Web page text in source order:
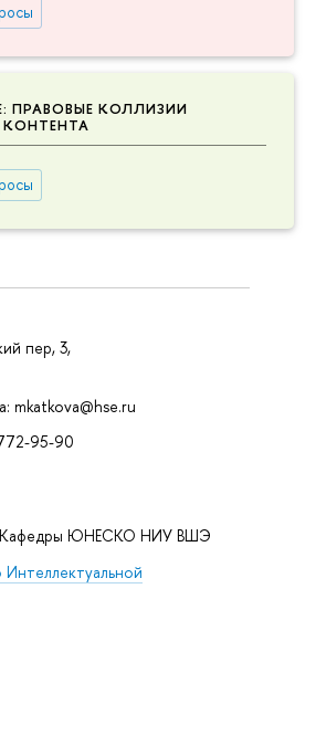
ПРАВОВЫЕ КОЛЛИЗИИ
КОНТЕНТА
пер, 3,
mkatkova@hse.ru
95-90
Кафедры ЮНЕСКО НИУ ВШЭ